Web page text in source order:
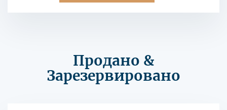
Продано &
Зарезервировано